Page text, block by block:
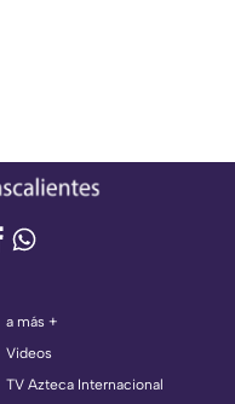
a más +
Videos
TV Azteca Internacional